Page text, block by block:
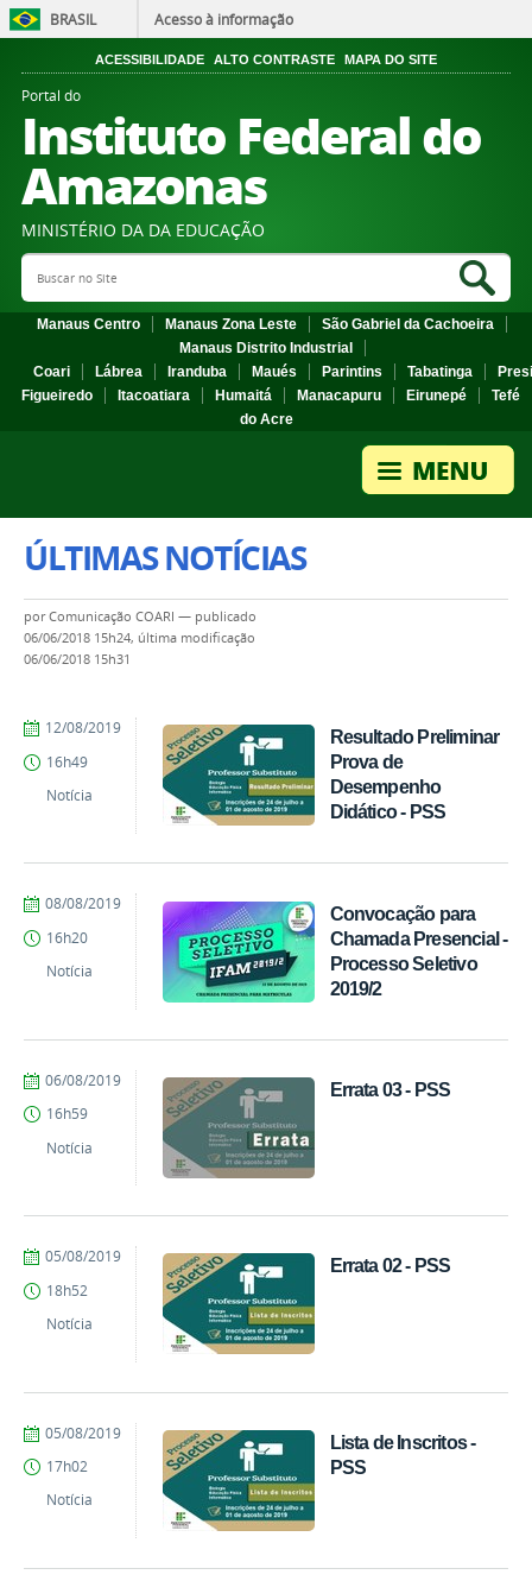
BRASIL Acesso à informação
ACESSIBILIDADE ALTO CONTRASTE MAPA DO SITE
Portal do
Instituto Federal do
Amazonas
MINISTÉRIO DA DA EDUCAÇÃO
Search Site
Manaus Centro Manaus Zona Leste
São Gabriel da Cachoeira
Manaus Distrito Industrial
Coari
Lábrea Iranduba Maués Parintins Tabatinga
Figueiredo
Itacoatiara Humaitá Manacapuru Eirunepé
Tefé
do Acre
ÚLTIMAS NOTÍCIAS
porComunicação COARI — publicado
06/06/2018 15h24, última modificação
06/06/2018 15h31
Resultado Preliminar
Prova de
Desempenho
Didático - PSS
por
COARI
publicado
12/08/2019
16h49
Notícia
Convocação para
Chamada Presencial -
Processo Seletivo
2019/2
por
COARI
publicado
08/08/2019
16h20
Notícia
Errata 03 - PSS
por
COARI
publicado
06/08/2019
16h59
Notícia
Errata 02 - PSS
por
COARI
publicado
05/08/2019
18h52
Notícia
Lista de Inscritos -
PSS
por
COARI
publicado
05/08/2019
17h02
Notícia